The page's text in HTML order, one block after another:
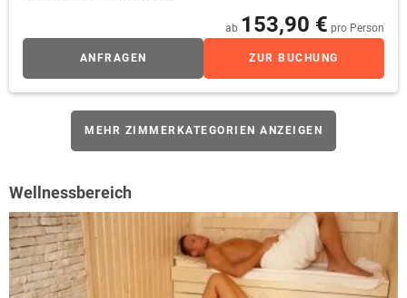
ab 153,90 € pro Person
ANFRAGEN ZUR BUCHUNG
MEHR ZIMMERKATEGORIEN ANZEIGEN
Wellnessbereich